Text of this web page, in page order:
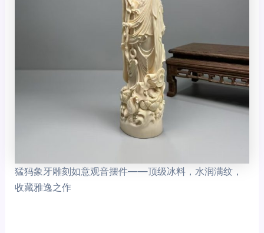
猛犸象牙雕刻如意观音摆件——顶级冰料，水润满纹，
收藏雅逸之作